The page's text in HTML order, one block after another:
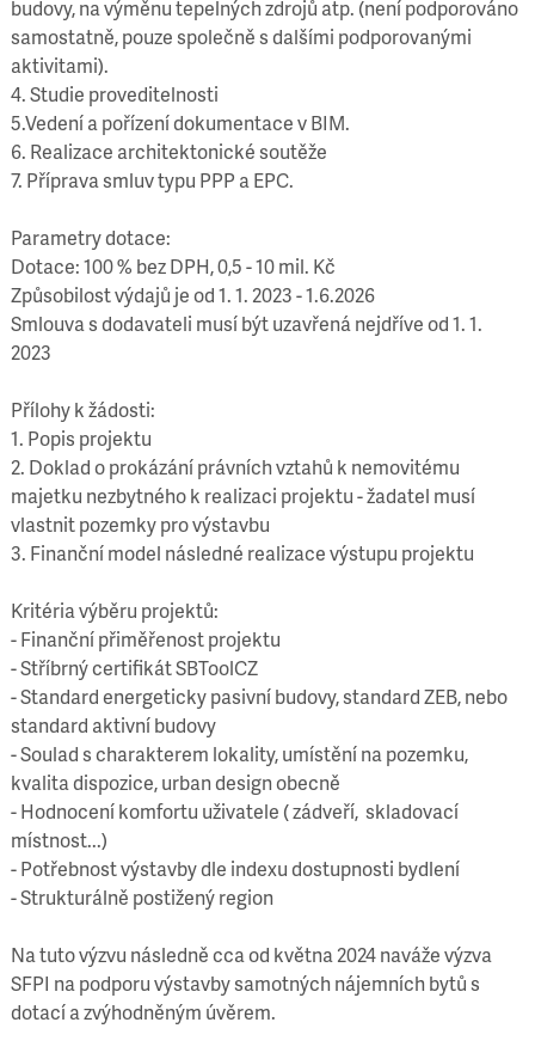
budovy, na výměnu tepelných zdrojů atp. (není podporováno
samostatně, pouze společně s dalšími podporovanými
aktivitami).
4. Studie proveditelnosti
5.Vedení a pořízení dokumentace v BIM.
6. Realizace architektonické soutěže
7. Příprava smluv typu PPP a EPC.
Parametry dotace:
Dotace: 100 % bez DPH, 0,5 - 10 mil. Kč
Způsobilost výdajů je od 1. 1. 2023 - 1.6.2026
Smlouva s dodavateli musí být uzavřená nejdříve od 1. 1.
2023
Přílohy k žádosti:
1. Popis projektu
2. Doklad o prokázání právních vztahů k nemovitému
majetku nezbytného k realizaci projektu - žadatel musí
vlastnit pozemky pro výstavbu
3. Finanční model následné realizace výstupu projektu
Kritéria výběru projektů:
- Finanční přiměřenost projektu
- Stříbrný certifikát SBToolCZ
- Standard energeticky pasivní budovy, standard ZEB, nebo
standard aktivní budovy
- Soulad s charakterem lokality, umístění na pozemku,
kvalita dispozice, urban design obecně
- Hodnocení komfortu uživatele ( zádveří, skladovací
místnost...)
- Potřebnost výstavby dle indexu dostupnosti bydlení
- Strukturálně postižený region
Na tuto výzvu následně cca od května 2024 naváže výzva
SFPI na podporu výstavby samotných nájemních bytů s
dotací a zvýhodněným úvěrem.